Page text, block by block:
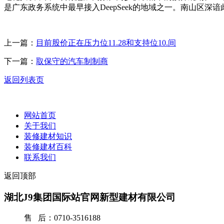
是广东政务系统中最早接入DeepSeek的地域之一。南山区深谙
上一篇： 目前股价正在压力位11.28和支持位10.间
下一篇： 取保守的汽车制制商
返回列表页
网站首页
关于我们
装修建材知识
装修建材百科
联系我们
返回顶部
湖北J9集团国际站官网新型建材有限公司
售 后：0710-3516188